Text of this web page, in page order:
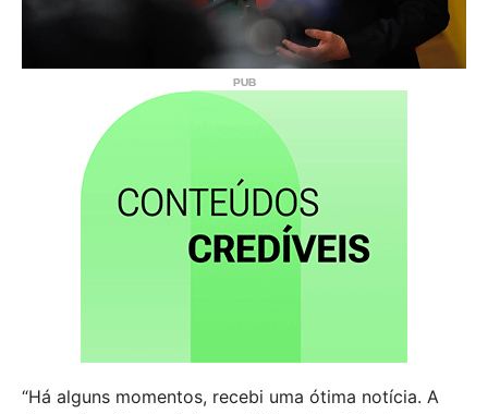
“Há alguns momentos, recebi uma ótima notícia. A